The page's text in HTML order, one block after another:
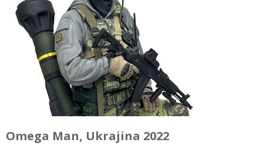
Omega Man, Ukrajina 2022